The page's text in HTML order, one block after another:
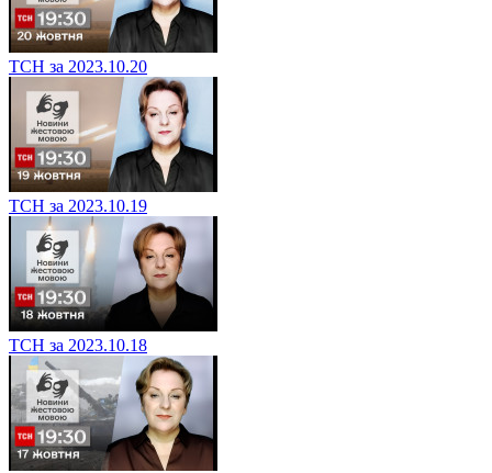
ТСН за 2023.10.20
ТСН за 2023.10.19
ТСН за 2023.10.18